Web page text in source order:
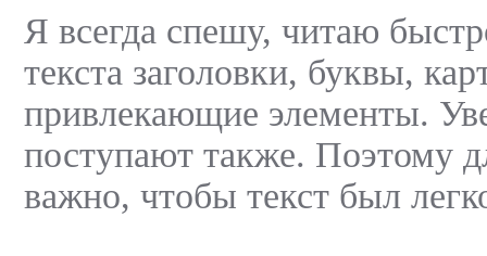
Я всегда спешу, читаю
текста заголовки, буквы,
привлекающие элементы.
поступают также. Поэтому
важно, чтобы текст был